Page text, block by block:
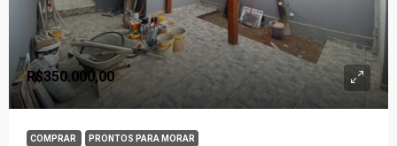
R$350.000,00
COMPRAR PRONTOS PARA MORAR